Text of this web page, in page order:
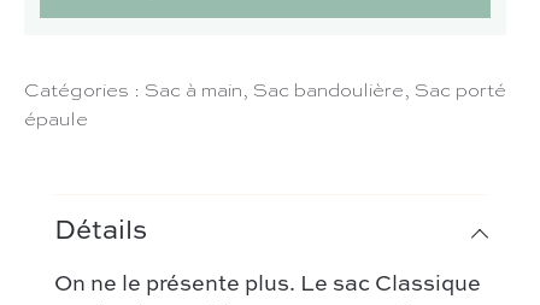
Détails
On ne le présente plus. Le sac Classique
Catégories : Sac à main, Sac bandoulière, Sac porté
épaule